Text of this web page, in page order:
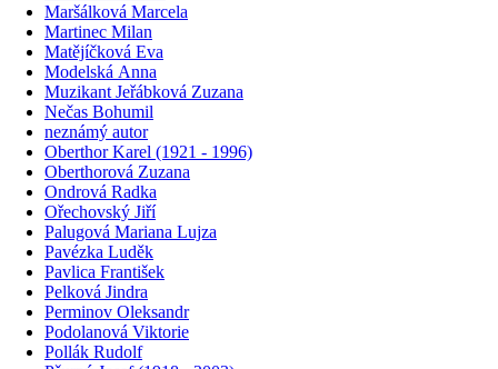
Maršálková Marcela
Martinec Milan
Matějíčková Eva
Modelská Anna
Muzikant Jeřábková Zuzana
Nečas Bohumil
neznámý autor
Oberthor Karel (1921 - 1996)
Oberthorová Zuzana
Ondrová Radka
Ořechovský Jiří
Palugová Mariana Lujza
Pavézka Luděk
Pavlica František
Pelková Jindra
Perminov Oleksandr
Podolanová Viktorie
Pollák Rudolf